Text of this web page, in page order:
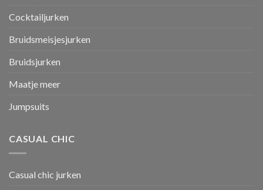
Cocktailjurken
Bruidsmeisjesjurken
Bruidsjurken
Maatje meer
Jumpsuits
CASUAL CHIC
Casual chic jurken